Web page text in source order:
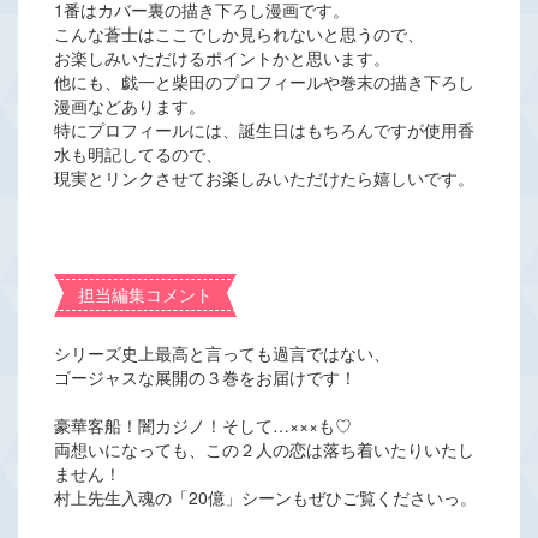
1番はカバー裏の描き下ろし漫画です。
こんな蒼士はここでしか見られないと思うので、
お楽しみいただけるポイントかと思います。
他にも、戯一と柴田のプロフィールや巻末の描き下ろし
漫画などあります。
特にプロフィールには、誕生日はもちろんですが使用香
水も明記してるので、
現実とリンクさせてお楽しみいただけたら嬉しいです。
担当編集コメント
シリーズ史上最高と言っても過言ではない、
ゴージャスな展開の３巻をお届けです！
豪華客船！闇カジノ！そして…×××も♡
両想いになっても、この２人の恋は落ち着いたりいたし
ません！
村上先生入魂の「20億」シーンもぜひご覧くださいっ。